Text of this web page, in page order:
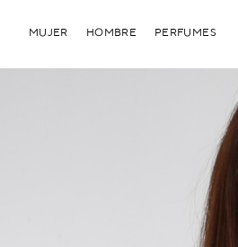
MUJER HOMBRE PERFUMES